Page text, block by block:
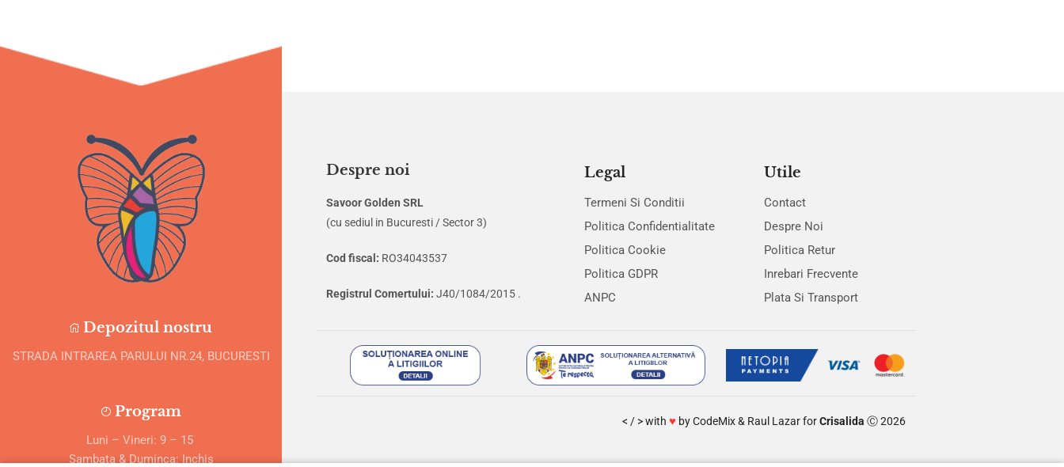
Depozitul nostru
STRADA INTRAREA PARULUI NR.24, BUCURESTI
Program
Luni – Vineri: 9 – 15
Sambata & Duminca: Inchis
Despre noi
Savoor Golden SRL
(cu sediul in Bucuresti / Sector 3)
Cod fiscal: RO34043537
Registrul Comertului: J40/1084/2015 .
Legal
Termeni Si Conditii
Politica Confidentialitate
Politica Cookie
Politica GDPR
ANPC
Utile
Contact
Despre Noi
Politica Retur
Inrebari Frecvente
Plata Si Transport
< / > with ♥ byCodeMix& Raul LazarforCrisalida Ⓒ 2026